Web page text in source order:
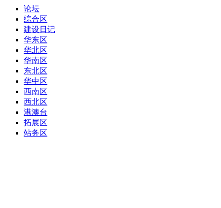
论坛
综合区
建设日记
华东区
华北区
华南区
东北区
华中区
西南区
西北区
港澳台
拓展区
站务区